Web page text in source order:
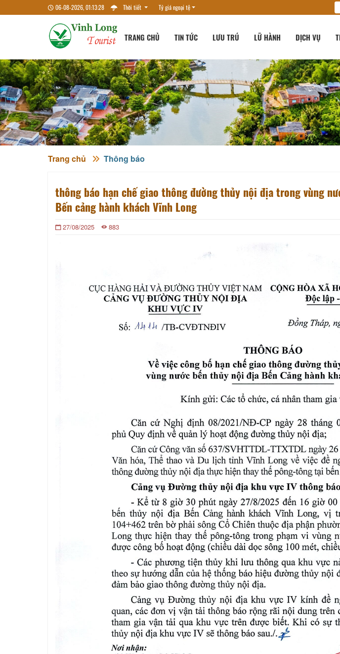
06-08-2026, 01:13:29 Thời tiết Tỷ giá ngoại tệ
TRANG CHỦ TIN TỨC LƯU TRÚ LỮ HÀNH DỊCH VỤ
Trang chủ Thông báo
thông báo hạn chế giao thông đường thủy nội địa trong vùng
Bến cảng hành khách Vĩnh Long
27/08/2025 883